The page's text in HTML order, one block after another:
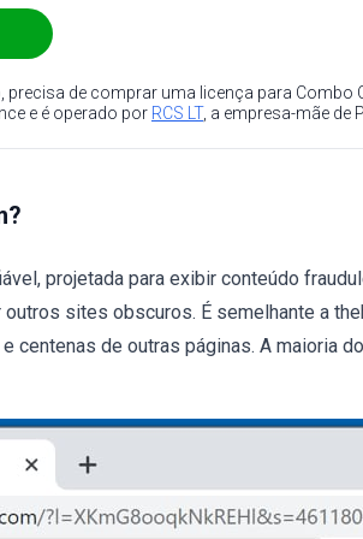
de comprar uma licença para Combo
e é operado por RCS LT, a empresa-mãe de
projetada para exibir conteúdo
sites obscuros. É semelhante a
centenas de outras páginas. A maioria